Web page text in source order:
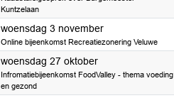
Kuntzelaan
woensdag 3 november2021
Online bijeenkomst Recreatiezonering Veluwe
woensdag 27 oktober2021
Infromatiebijeenkomst FoodValley - thema voeding
en gezond